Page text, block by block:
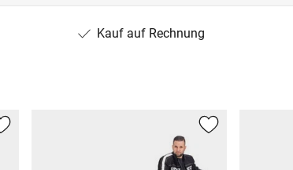
Kauf auf Rechnung